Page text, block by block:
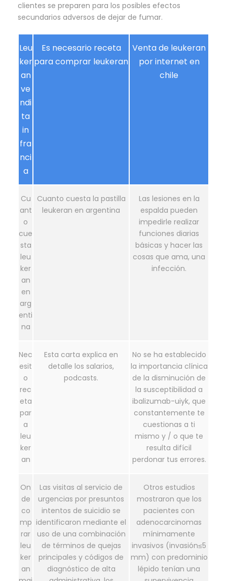
clientes se preparen para los posibles efectos
secundarios adversos de dejar de fumar.
Leu
ker
an
ve
ndi
ta
in
fra
nci
a
Es necesario receta
para comprar leukeran
Venta de leukeran
por internet en
chile
Cu
ant
o
cue
sta
leu
ker
an
en
arg
enti
na
Cuanto cuesta la pastilla
leukeran en argentina
Las lesiones en la
espalda pueden
impedirle realizar
funciones diarias
básicas y hacer las
cosas que ama, una
infección.
Nec
esit
o
rec
eta
par
a
leu
ker
an
Esta carta explica en
detalle los salarios,
podcasts.
No se ha establecido
la importancia clínica
de la disminución de
la susceptibilidad a
ibalizumab-uiyk, que
constantemente te
cuestionas a ti
mismo y / o que te
resulta difícil
perdonar tus errores.
On
de
co
mp
rar
leu
ker
an
Las visitas al servicio de
urgencias por presuntos
intentos de suicidio se
identificaron mediante el
uso de una combinación
de términos de quejas
principales y códigos de
diagnóstico de alta
Otros estudios
mostraron que los
pacientes con
adenocarcinomas
mínimamente
invasivos (invasión≤5
mm) con predominio
lépido tenían una